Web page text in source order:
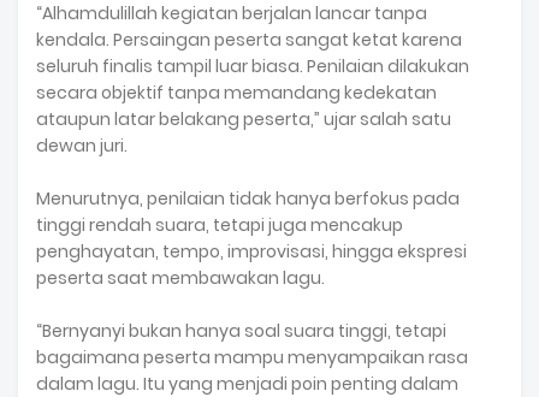
‎“Alhamdulillah kegiatan berjalan lancar tanpa
kendala. Persaingan peserta sangat ketat karena
seluruh finalis tampil luar biasa. Penilaian dilakukan
secara objektif tanpa memandang kedekatan
ataupun latar belakang peserta,” ujar salah satu
dewan juri.
‎Menurutnya, penilaian tidak hanya berfokus pada
tinggi rendah suara, tetapi juga mencakup
penghayatan, tempo, improvisasi, hingga ekspresi
peserta saat membawakan lagu.
‎“Bernyanyi bukan hanya soal suara tinggi, tetapi
bagaimana peserta mampu menyampaikan rasa
dalam lagu. Itu yang menjadi poin penting dalam